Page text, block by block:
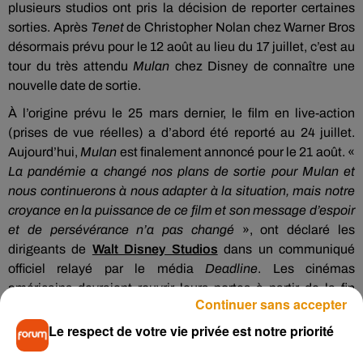
plusieurs studios ont pris la décision de reporter certaines
sorties. Après Tenetde Christopher Nolan chez Warner Bros
désormais prévu pour le 12 août au lieu du 17 juillet, c’est au
tour du très attendu Mulan chez Disney de connaître une
nouvelle date de sortie.
À l’origine prévu le 25 mars dernier, le film en live-action
(prises de vue réelles) a d’abord été reporté au 24 juillet.
Aujourd’hui, Mulan est finalement annoncé pour le 21 août. «
La pandémie a changé nos plans de sortie pour Mulan et
nous continuerons à nous adapter à la situation, mais notre
croyance en la puissance de ce film et son message d’espoir
et de persévérance n’a pas changé», ont déclaré les
dirigeants de Walt Disney Studios dans un communiqué
officiel relayé par le média Deadline. Les cinémas
américains devraient rouvrir leurs portes à partir de la fin
juillet ; des réouvertures qui seront échelonnées jusqu’au 12
août.
Le respect de votre vie privée est notre priorité
Continuer sans accepter